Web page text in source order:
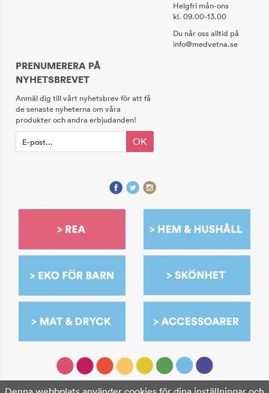
Helgfri mån-ons
kl. 09.00-13.00
Du når oss alltid på
info@medvetna.se
PRENUMERERA PÅ
NYHETSBREVET
Anmäl dig till vårt nyhetsbrev för att få
de senaste nyheterna om våra
produkter och andra erbjudanden!
OK